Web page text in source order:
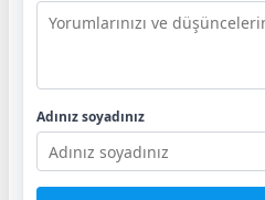
Adınız soyadınız